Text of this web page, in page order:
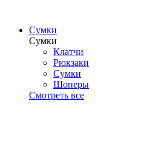
Сумки
Сумки
Клатчи
Рюкзаки
Сумки
Шоперы
Смотреть все